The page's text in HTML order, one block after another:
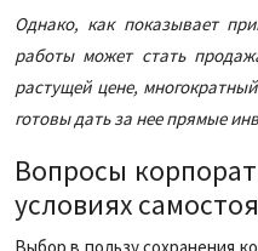
Однако, как показывает
работы может стать
растущей цене,
готовы дать за нее прямые
Вопросы
условиях
Выбор в пользу сохранения